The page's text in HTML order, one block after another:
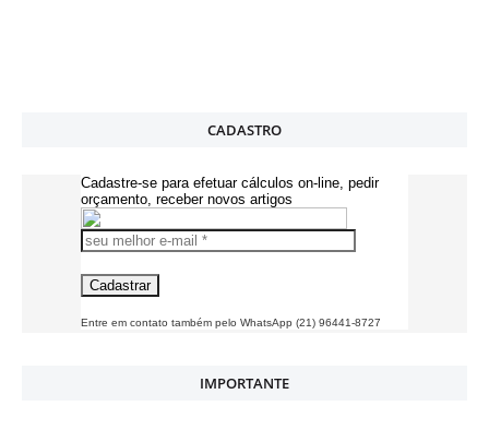
CADASTRO
Cadastre-se para efetuar cálculos on-line, pedir
orçamento, receber novos artigos
Entre em contato também pelo WhatsApp (21) 96441-8727
IMPORTANTE